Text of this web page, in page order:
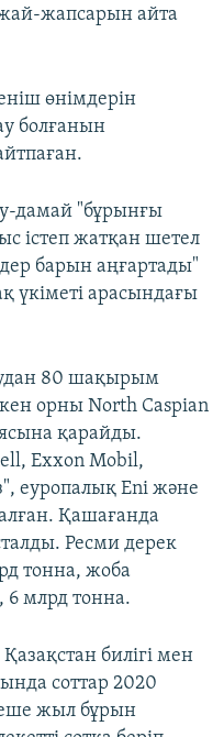
жапсарын айта
өнімдерін
болғанын
дамай "бұрынғы
істеп жатқан шетел
барын аңғартады"
үкіметі арасындағы
80 шақырым
орны North Caspian
қарайды.
Exxon Mobil,
еуропалық Eni және
Қашағанда
Ресми дерек
тонна, жоба
6 млрд тонна.
билігі мен
соттар 2020
жыл бұрын